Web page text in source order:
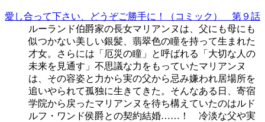
愛し合って下さい、どうぞご勝手に！（コミック） 第９話
ルーランド伯爵家の長女マリアンヌは、父にも母にも
似つかない美しい銀髪、翡翠色の瞳を持って生まれた
才女。さらには「厄災の瞳」と呼ばれる「大切な人の
未来を見通す」不思議な力をもっていたマリアンヌ
は、その容姿と力から実の父から忌み嫌われ居場所を
追いやられて孤独に生きてきた。そんなある日、寄宿
学院から戻ったマリアンヌを待ち構えていたのはルド
ルフ・ワンド侯爵との契約結婚……！ 冷淡な父や実